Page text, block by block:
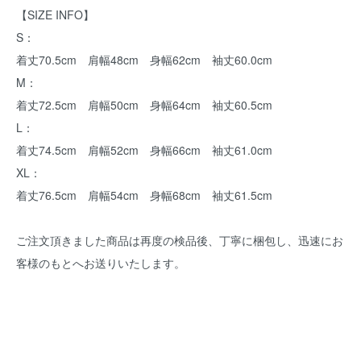
【SIZE INFO】
S：
着丈70.5cm 肩幅48cm 身幅62cm 袖丈60.0cm
M：
着丈72.5cm 肩幅50cm 身幅64cm 袖丈60.5cm
L：
着丈74.5cm 肩幅52cm 身幅66cm 袖丈61.0cm
XL：
着丈76.5cm 肩幅54cm 身幅68cm 袖丈61.5cm
ご注文頂きました商品は再度の検品後、丁寧に梱包し、迅速にお
客様のもとへお送りいたします。